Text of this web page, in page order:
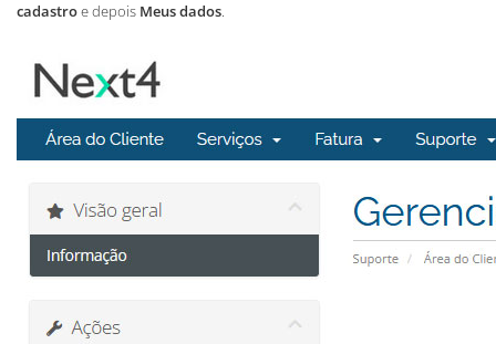
cadastroe depois Meus dados.